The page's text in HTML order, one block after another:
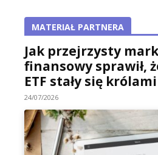
MATERIAŁ PARTNERA
Jak przejrzysty
finansowy sprawił,
ETF stały się
24/07/2026